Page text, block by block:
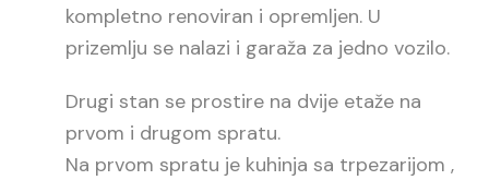
kompletno renoviran i opremljen. U
prizemlju se nalazi i garaža za jedno vozilo.
Drugi stan se prostire na dvije etaže na
prvom i drugom spratu.
Na prvom spratu je kuhinja sa trpezarijom ,